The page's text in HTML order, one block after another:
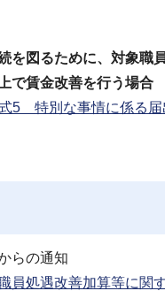
を図るために、対象職
で賃金改善を行う場合
5 特別な事情に係る届
らの通知
員処遇改善加算等に関